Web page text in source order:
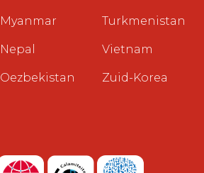
Myanmar
Nepal
Oezbekistan
Turkmenistan
Vietnam
Zuid-Korea